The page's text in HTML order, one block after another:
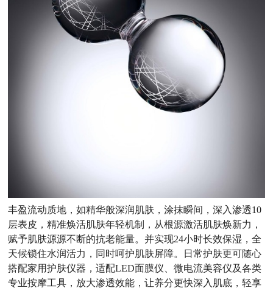
丰盈流动质地，如精华般深润肌肤，涂抹瞬间，深入渗透10
层表皮，精准焕活肌肤年轻机制，从根源激活肌肤焕新力，
赋予肌肤源源不断的抗老能量。并实现24小时长效保湿，全
天候锁住水润活力，同时呵护肌肤屏障。日常护肤更可随心
搭配家用护肤仪器，适配LED面膜仪、微电流美容仪及各类
专业按摩工具，放大渗透效能，让养分更快深入肌底，轻享